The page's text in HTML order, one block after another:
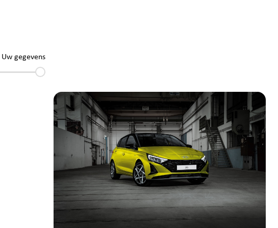
Uw gegevens